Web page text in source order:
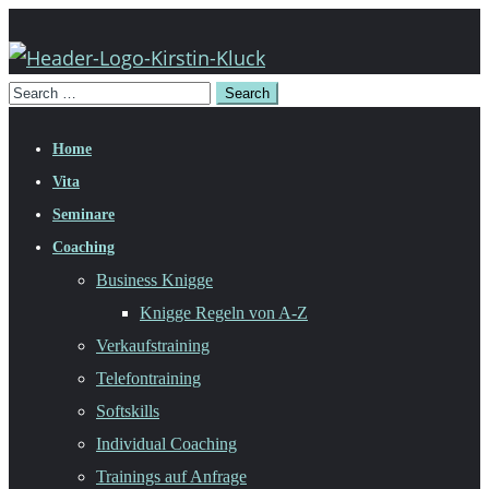
Home
Vita
Seminare
Coaching
Business Knigge
Knigge Regeln von A-Z
Verkaufstraining
Telefontraining
Softskills
Individual Coaching
Trainings auf Anfrage